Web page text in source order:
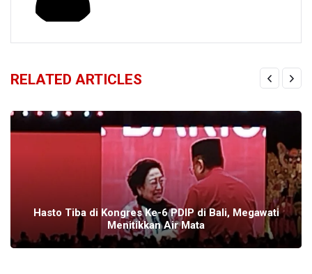
RELATED ARTICLES
Hasto Tiba di Kongres Ke-6 PDIP di Bali, Megawati
Menitikkan Air Mata